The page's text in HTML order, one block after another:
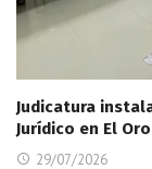
Judicatura
Jurídico en El Oro
29/07/2026